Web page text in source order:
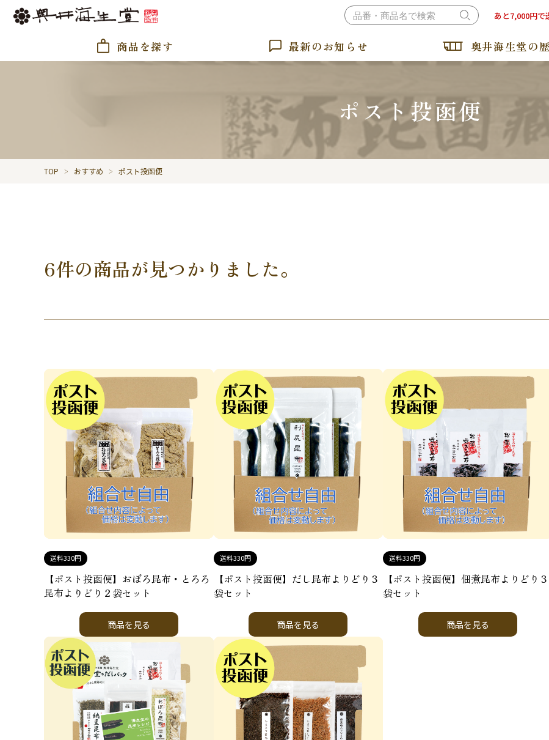
あと7,000円で
商品を探す
おぼろ昆布・とろろ昆布
納豆昆布・ねばるとろろ
最新のお知らせ 奥井海生堂の
ポスト投函便
TOP おすすめ ポスト投函便
6件の商品が見つかりました。
送料330円
【ポスト投函便】おぼろ昆布・とろろ
昆布よりどり２袋セット
商品を見る
送料330円
【ポスト投函便】だし昆布よりどり３
袋セット
商品を見る
送料330円
【ポスト投函便】佃煮昆布よりどり３
袋セット
商品を見る